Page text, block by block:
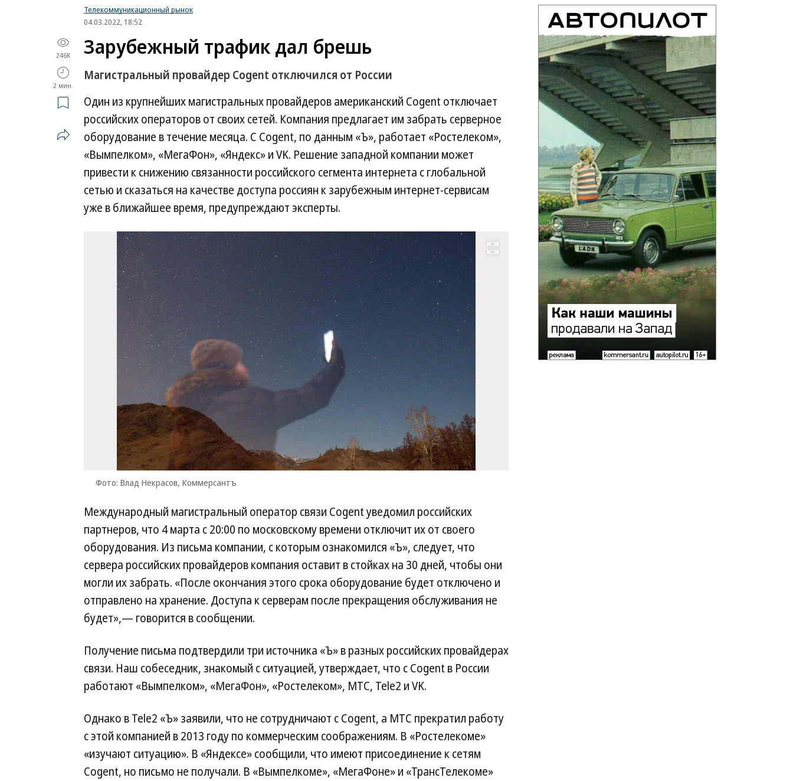
Телекоммуникационный рынок
04.03.2022, 18:52
246K
2 мин.
Зарубежный трафик дал брешь
Магистральный провайдер Cogent отключился от России
Один из крупнейших магистральных провайдеров американский Cogent отключает
российских операторов от своих сетей. Компания предлагает им забрать серверное
оборудование в течение месяца. С Cogent, по данным «Ъ», работает «Ростелеком»,
«Вымпелком», «МегаФон», «Яндекс» и VK. Решение западной компании может
привести к снижению связанности российского сегмента интернета с глобальной
сетью и сказаться на качестве доступа россиян к зарубежным интернет-сервисам
уже в ближайшее время, предупреждают эксперты.
Развернуть на весь экран
Фото: Влад Некрасов, Коммерсантъ
Некрасов,
Коммерсантъ
Международный магистральный оператор связи Cogent уведомил российских
партнеров, что 4 марта с 20:00 по московскому времени отключит их от своего
оборудования. Из письма компании, с которым ознакомился «Ъ», следует, что
сервера российских провайдеров компания оставит в стойках на 30 дней, чтобы они
могли их забрать. «После окончания этого срока оборудование будет отключено и
отправлено на хранение. Доступа к серверам после прекращения обслуживания не
будет»,— говорится в сообщении.
Получение письма подтвердили три источника «Ъ» в разных российских провайдерах
связи. Наш собеседник, знакомый с ситуацией, утверждает, что с Cogent в России
работают «Вымпелком», «МегаФон», «Ростелеком», МТС, Tele2 и VK.
Однако в Tele2 «Ъ» заявили, что не сотрудничают с Cogent, а МТС прекратил работу
с этой компанией в 2013 году по коммерческим соображениям. В «Ростелекоме»
«изучают ситуацию». В «Яндексе» сообщили, что имеют присоединение к сетям
Cogent, но письмо не получали. В «Вымпелкоме», «МегаФоне» и «ТрансТелекоме»